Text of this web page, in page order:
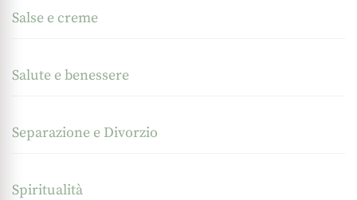
Salse e creme
Salute e benessere
Separazione e Divorzio
Spiritualità